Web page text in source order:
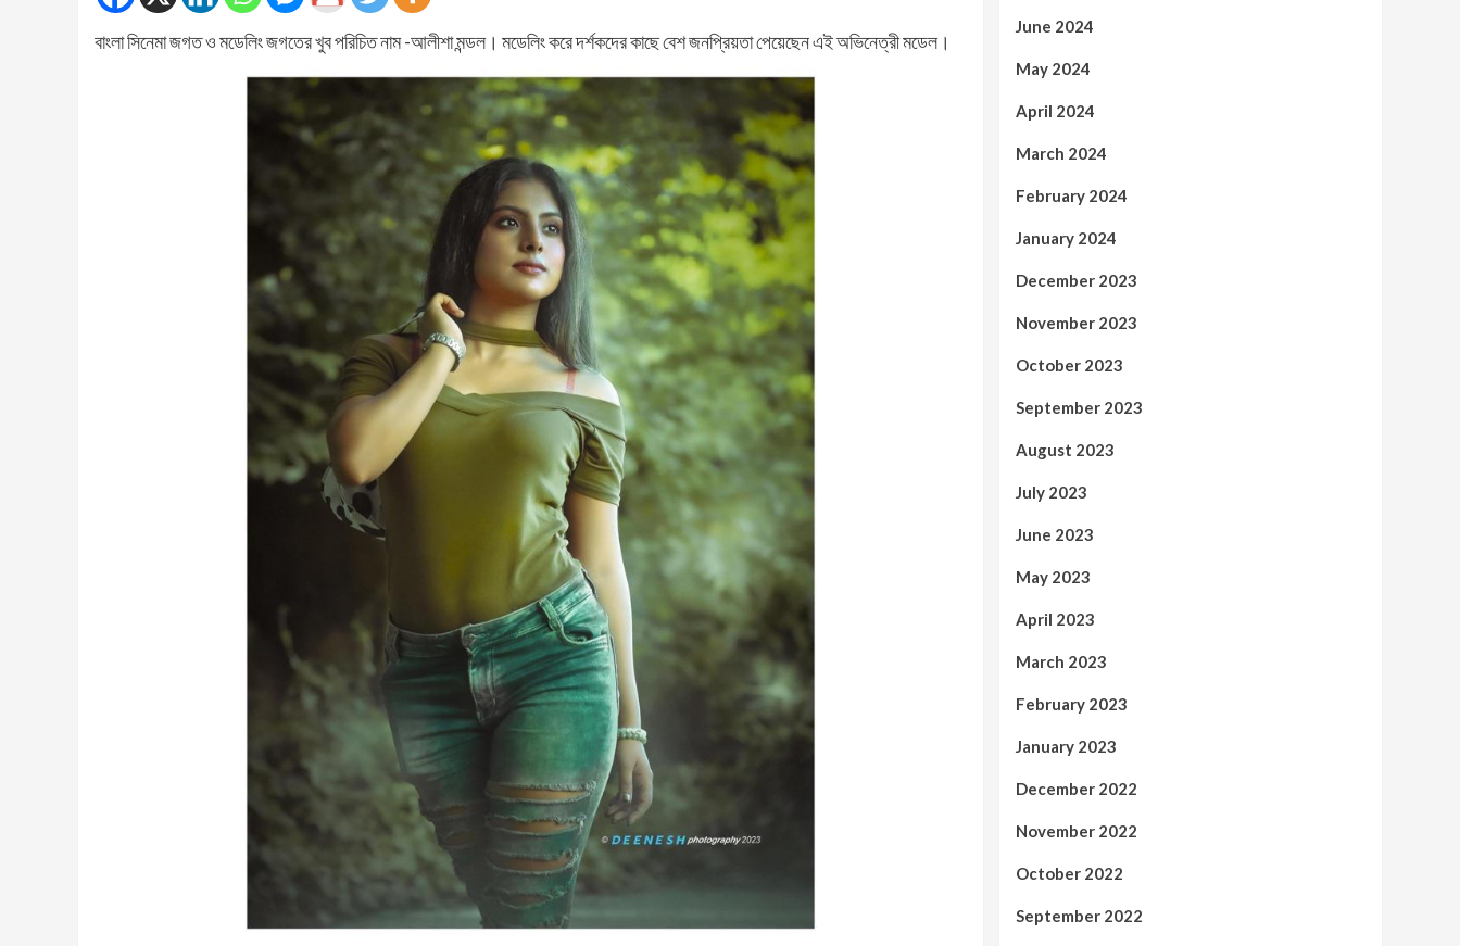
বাংলা সিনেমা জগত ও মডেলিং জগতের খুব পরিচিত নাম -আলীশা মন্ডল। মডেলিং করে দর্শকদের কাছে বেশ জনপ্রিয়তা পেয়েছেন এই অভিনেত্রী মডেল।
June 2024
May 2024
April 2024
March 2024
February 2024
January 2024
December 2023
November 2023
October 2023
September 2023
August 2023
July 2023
June 2023
May 2023
April 2023
March 2023
February 2023
January 2023
December 2022
November 2022
October 2022
September 2022